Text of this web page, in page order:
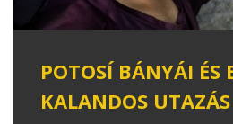
POTOSÍ BÁNYÁI ÉS
KALANDOS